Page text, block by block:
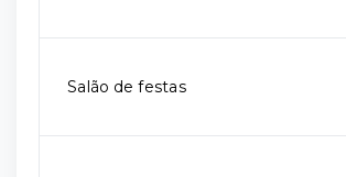
Salão de festas